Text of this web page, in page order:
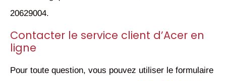
20629004.
Contacter le service client d’Acer en
ligne
Pour toute question, vous pouvez utiliser le formulaire